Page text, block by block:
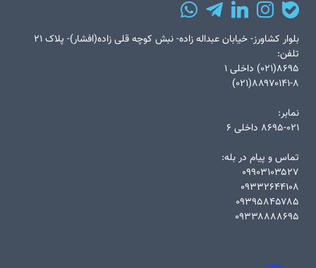
بلوار کشاورز- خیابان عبداله زاده- نبش کوچه قلی زاده(افشار)- پلاک ۲۱
تلفن:
۸۶۹۵(۰۲۱) داخلی ۱
۸۸۹۷۰۱۴۱-۸(۰۲۱)
نمابر:
۸۶۹۵-۰۲۱ داخلی ۶
تماس و پیام در بله:
۰۹۹۰۳۱۰۳۵۲۷
۰۹۳۳۲۶۴۴۱۰۸
۰۹۳۹۵۸۴۵۷۸۵
۰۹۳۳۸۸۸۸۶۹۵